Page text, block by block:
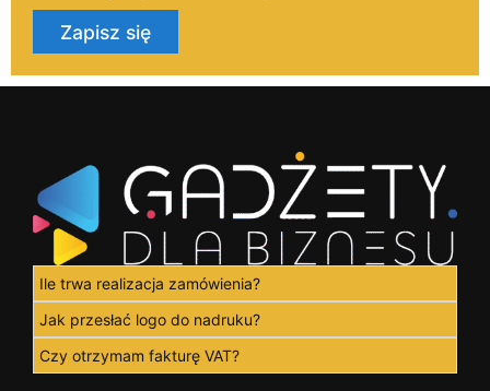
Zapisz się
Ile trwa realizacja zamówienia?
Jak przesłać logo do nadruku?
Czy otrzymam fakturę VAT?